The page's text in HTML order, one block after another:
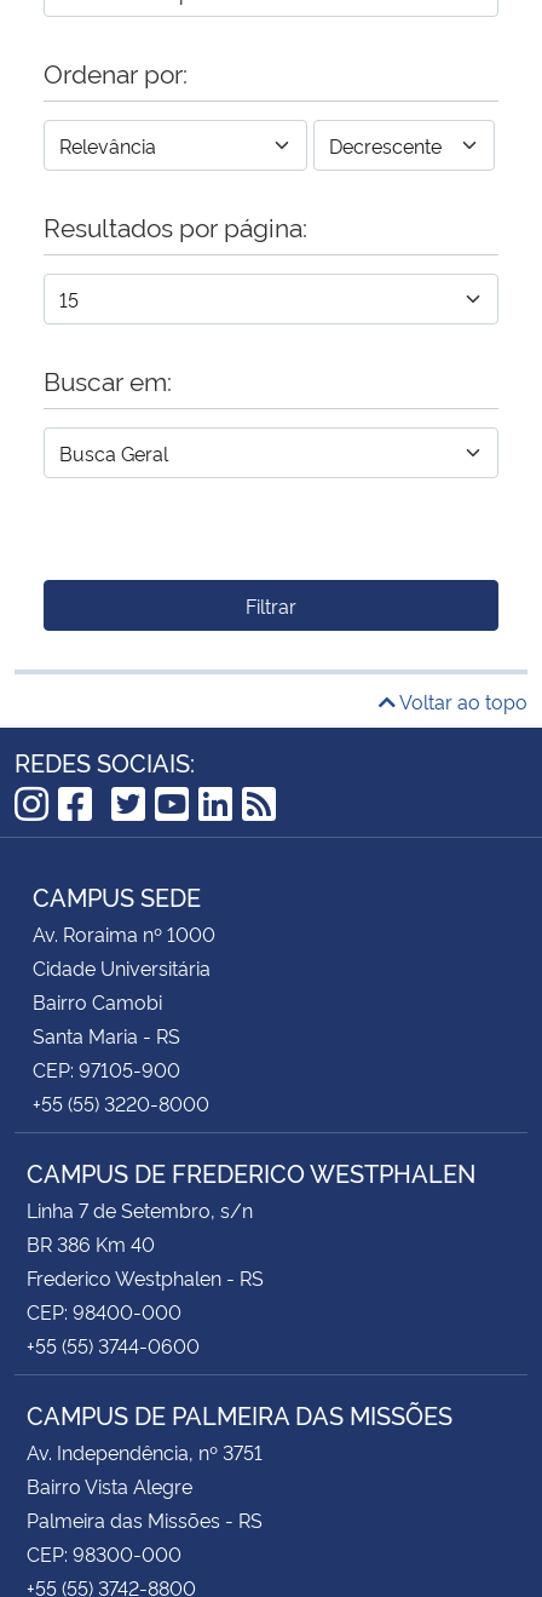
Ordenar por:
Resultados por página:
Buscar em:
Filtrar
Voltar ao topo
REDES SOCIAIS:
Instagram
Facebook
TikTok
Twitter
YouTube
LinkedIn
RSS
CAMPUS SEDE
Av. Roraima nº 1000
Cidade Universitária
Bairro Camobi
Santa Maria - RS
CEP: 97105-900
+55 (55) 3220-8000
CAMPUS DE FREDERICO WESTPHALEN
Linha 7 de Setembro, s/n
BR 386 Km 40
Frederico Westphalen - RS
CEP: 98400-000
+55 (55) 3744-0600
CAMPUS DE PALMEIRA DAS MISSÕES
Av. Independência, nº 3751
Bairro Vista Alegre
Palmeira das Missões - RS
CEP: 98300-000
+55 (55) 3742-8800